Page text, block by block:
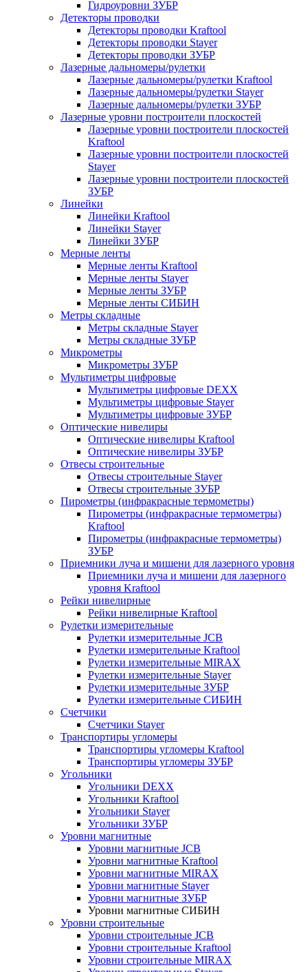
Гидроуровни ЗУБР
Детекторы проводки
Детекторы проводки Kraftool
Детекторы проводки Stayer
Детекторы проводки ЗУБР
Лазерные дальномеры/рулетки
Лазерные дальномеры/рулетки Kraftool
Лазерные дальномеры/рулетки Stayer
Лазерные дальномеры/рулетки ЗУБР
Лазерные уровни построители плоскостей
Лазерные уровни построители плоскостей
Kraftool
Лазерные уровни построители плоскостей
Stayer
Лазерные уровни построители плоскостей
ЗУБР
Линейки
Линейки Kraftool
Линейки Stayer
Линейки ЗУБР
Мерные ленты
Мерные ленты Kraftool
Мерные ленты Stayer
Мерные ленты ЗУБР
Мерные ленты СИБИН
Метры складные
Метры складные Stayer
Метры складные ЗУБР
Микрометры
Микрометры ЗУБР
Мультиметры цифровые
Мультиметры цифровые DEXX
Мультиметры цифровые Stayer
Мультиметры цифровые ЗУБР
Оптические нивелиры
Оптические нивелиры Kraftool
Оптические нивелиры ЗУБР
Отвесы строительные
Отвесы строительные Stayer
Отвесы строительные ЗУБР
Пирометры (инфракрасные термометры)
Пирометры (инфракрасные термометры)
Kraftool
Пирометры (инфракрасные термометры)
ЗУБР
Приемники луча и мишени для лазерного уровня
Приемники луча и мишени для лазерного
уровня Kraftool
Рейки нивелирные
Рейки нивелирные Kraftool
Рулетки измерительные
Рулетки измерительные JCB
Рулетки измерительные Kraftool
Рулетки измерительные MIRAX
Рулетки измерительные Stayer
Рулетки измерительные ЗУБР
Рулетки измерительные СИБИН
Счетчики
Счетчики Stayer
Транспортиры угломеры
Транспортиры угломеры Kraftool
Транспортиры угломеры ЗУБР
Угольники
Угольники DEXX
Угольники Kraftool
Угольники Stayer
Угольники ЗУБР
Уровни магнитные
Уровни магнитные JCB
Уровни магнитные Kraftool
Уровни магнитные MIRAX
Уровни магнитные Stayer
Уровни магнитные ЗУБР
Уровни магнитные СИБИН
Уровни строительные
Уровни строительные JCB
Уровни строительные Kraftool
Уровни строительные MIRAX